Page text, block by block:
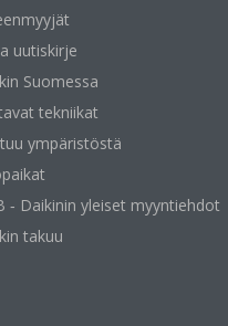
uutiskirje
Suomessa
tekniikat
ympäristöstä
‐ Daikinin yleiset myyntiehdot
takuu